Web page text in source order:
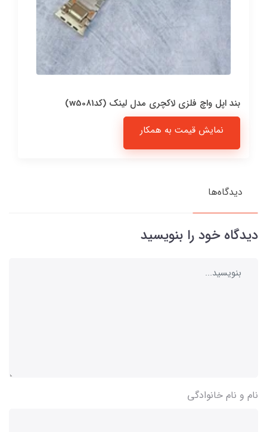
بند اپل واچ فلزی لاکچری مدل لینک (کدw5081)
نمایش قیمت به همکار
دیدگاه‌ها
دیدگاه خود را بنویسید
نام و نام خانوادگی